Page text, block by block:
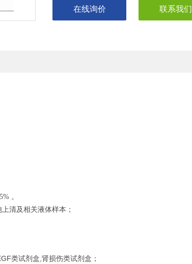
在线询价 联系我们
。
清及相关液体样本；
类试剂盒,肾损伤类试剂盒；